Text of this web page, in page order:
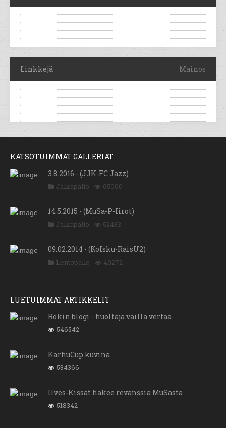
Linkkejä Mainos
KATSOTUIMMAT GALLERIAT
3.8.2016 - (JJK-FC Jazz)
Jalkapallo 65000
14.5.2015 - (MuSa-P-Iirot)
Jalkapallo 52433
09.02.2014 - (KoIsku-RaisU2)
Lentopallo 49272
LUETUIMMAT ARTIKKELIT
Rokin blogi - huoltaja vailla vertaa
546542
KarhuCup kuvina
534366
Ilves-Kissat hakee revanssia MuSasta
518342